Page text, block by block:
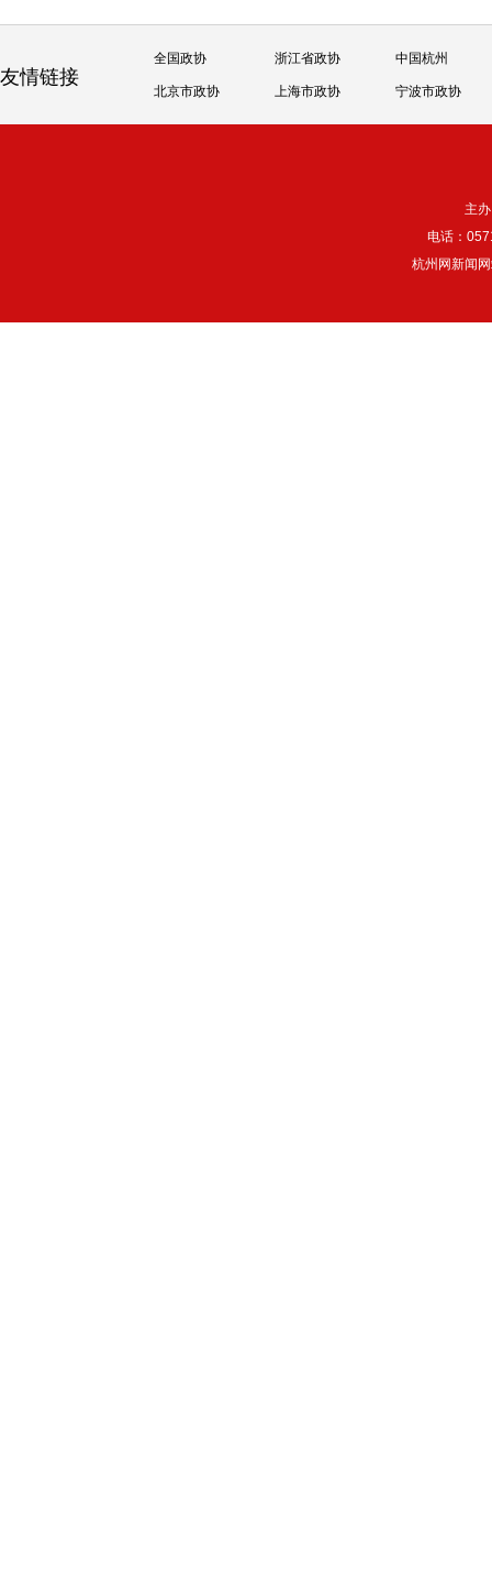
友情链接
全国政协 浙江省政协 中国杭州
北京市政协 上海市政协 宁波市政协
主
电话：
杭州网新闻